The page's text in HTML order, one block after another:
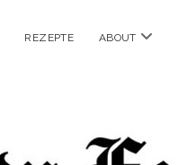
REZEPTE ABOUT Menü